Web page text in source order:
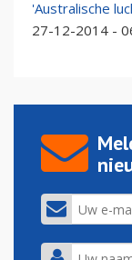
'Australische
27-12-2014 -